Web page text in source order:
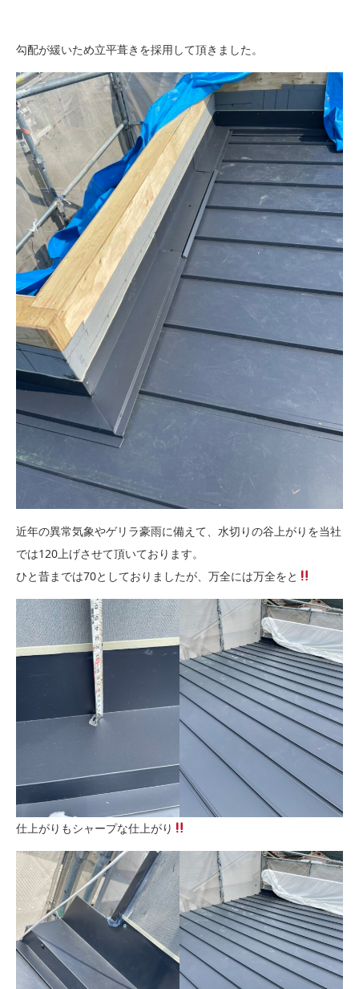
勾配が緩いため立平葺きを採用して頂きました。
近年の異常気象やゲリラ豪雨に備えて、水切りの谷上がりを当社
では120上げさせて頂いております。
ひと昔までは70としておりましたが、万全には万全をと
仕上がりもシャープな仕上がり